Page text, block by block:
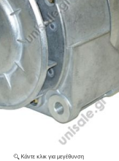
Κάντε κλικ για μεγέθυνση